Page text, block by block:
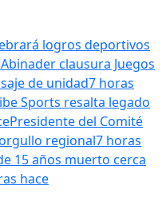
logros deportivos
clausura Juegos
de unidad7 horas
Sports resalta legado
Presidente del Comité
regional7 horas
15 años muerto cerca
hace